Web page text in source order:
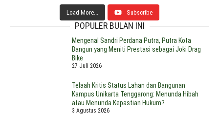
Load More... Subscribe
POPULER BULAN INI
Mengenal Sandri Perdana Putra, Putra Kota
Bangun yang Meniti Prestasi sebagai Joki Drag
Bike
27 Juli 2026
Telaah Kritis Status Lahan dan Bangunan
Kampus Unikarta Tenggarong: Menunda Hibah
atau Menunda Kepastian Hukum?
3 Agustus 2026